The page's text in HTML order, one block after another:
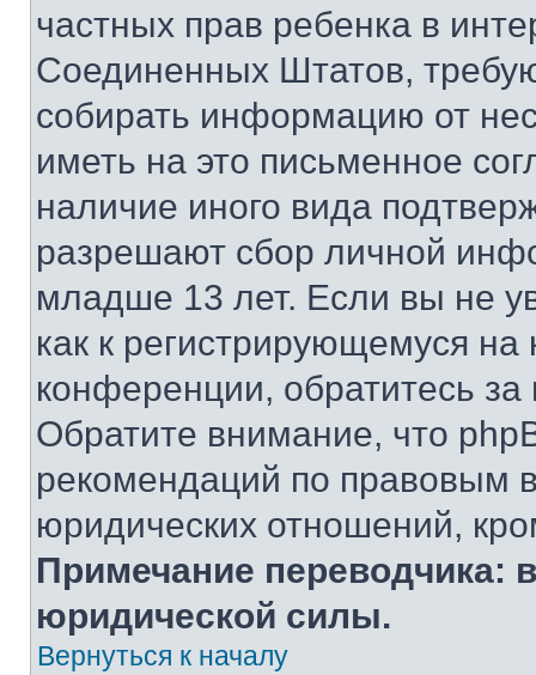
частных прав ребенка в
Соединенных Штатов,
собирать информацию от
иметь на это письменное
наличие иного вида
разрешают сбор личной
младше 13 лет. Если вы не
как к регистрирующемуся
конференции, обратитесь
Обратите внимание, что
рекомендаций по правовым
юридических отношений,
Примечание переводчика:
юридической силы.
Вернуться к началу